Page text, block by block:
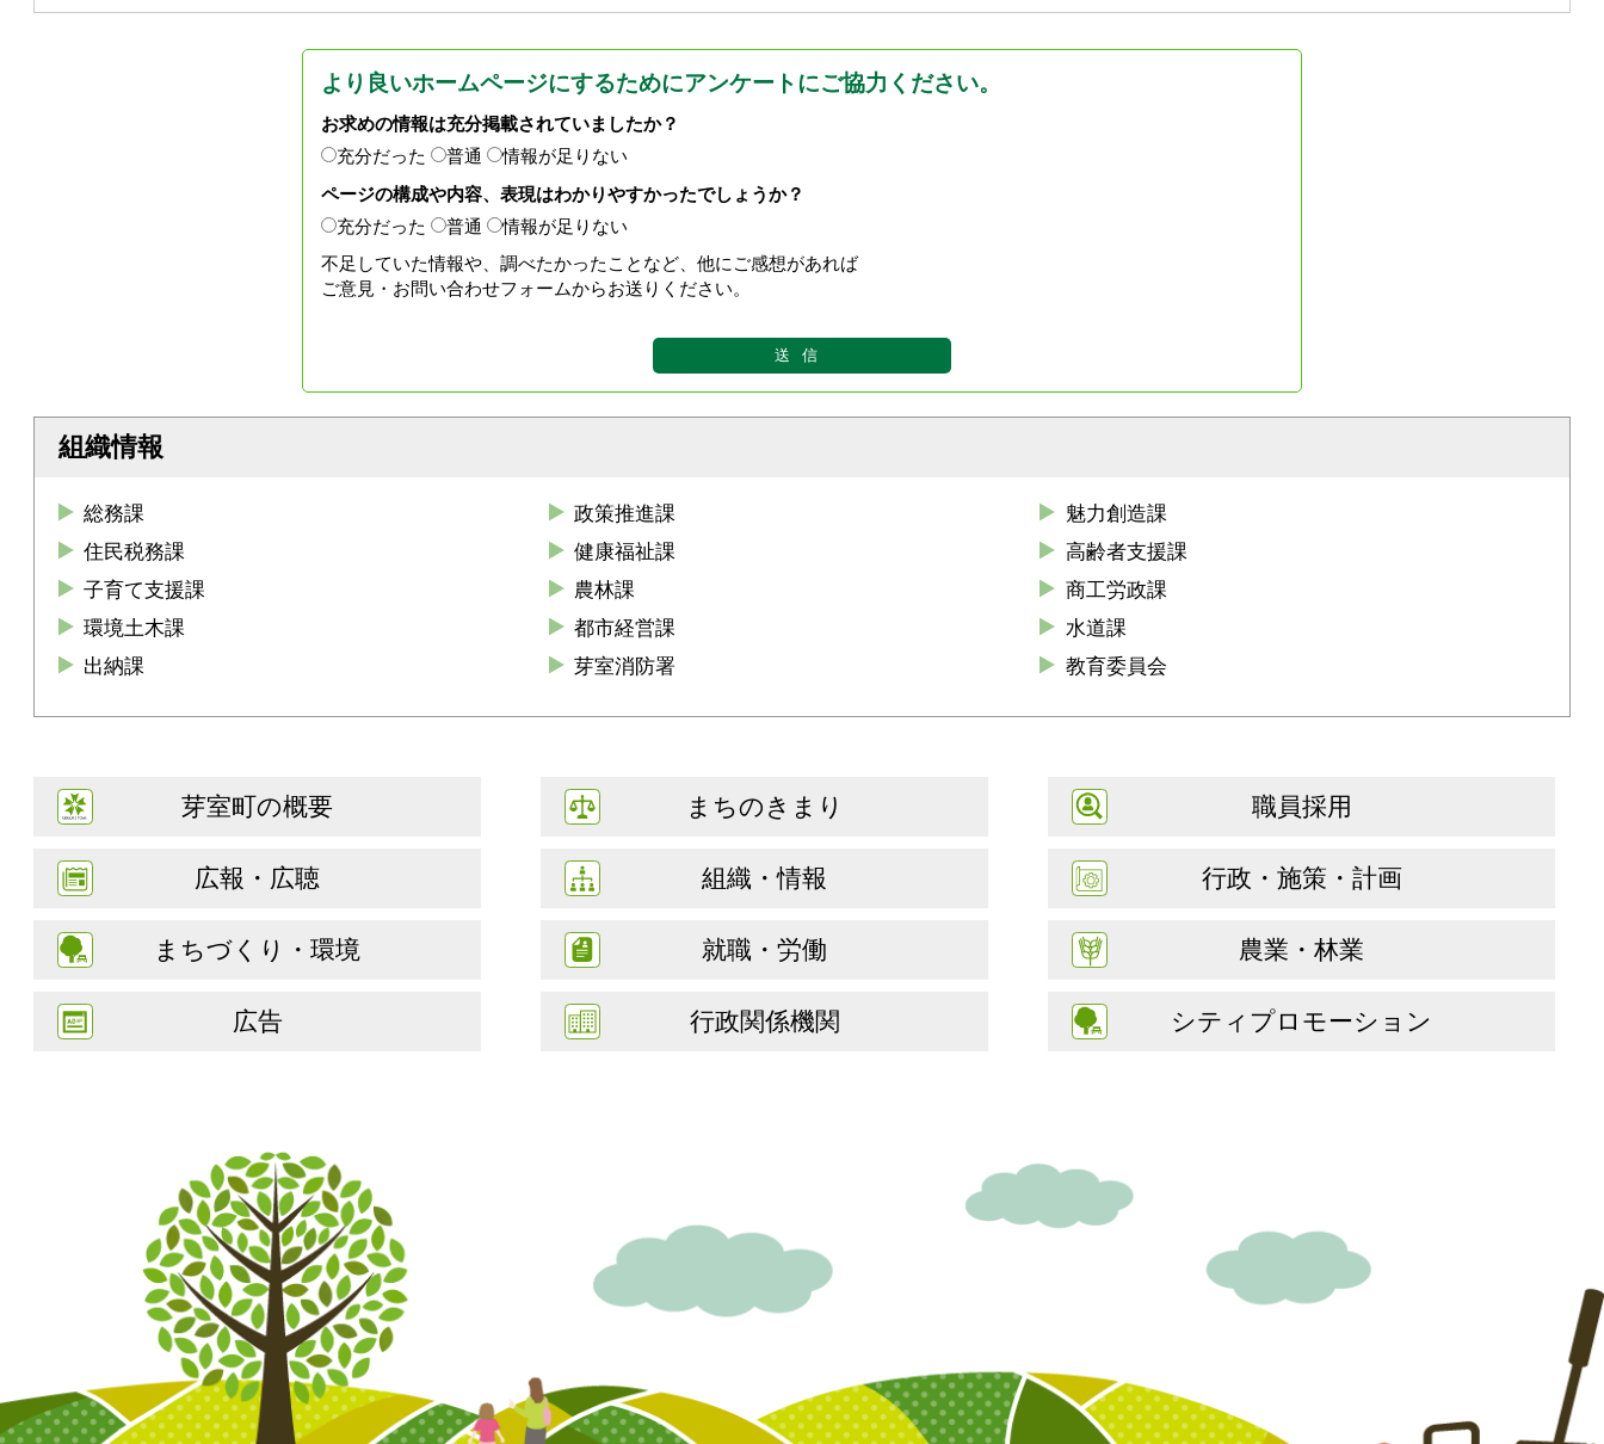
より良いホームページにするためにアンケートにご協力ください。
お求めの情報は充分掲載されていましたか？
充分だった
普通
情報が足りない
ページの構成や内容、表現はわかりやすかったでしょうか？
充分だった
普通
情報が足りない
不足していた情報や、調べたかったことなど、他にご感想があれば
ご意見・お問い合わせフォームからお送りください。
組織情報
総務課 政策推進課
魅力創造課
住民税務課
健康福祉課
高齢者支援課
子育て支援課
農林課
商工労政課
環境土木課
都市経営課
水道課
出納課
芽室消防署 教育委員会
芽室町の概要 まちのきまり 職員採用
広報・広聴 組織・情報 行政・施策・計画
まちづくり・環境 就職・労働 農業・林業
広告 行政関係機関 シティプロモーション